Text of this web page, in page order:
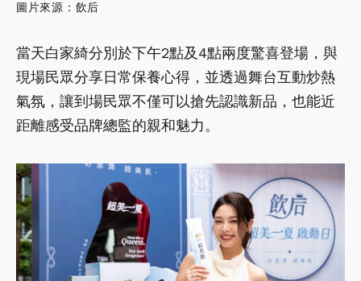
圖片來源：飲后
當天白家綺分別於下午2點及4點兩度驚喜登場，與
現場民眾分享日常保養心得，並透過舞台互動炒熱
氣氛，讓到場民眾不僅可以搶先認識新品，也能近
距離感受品牌總監的親和魅力。